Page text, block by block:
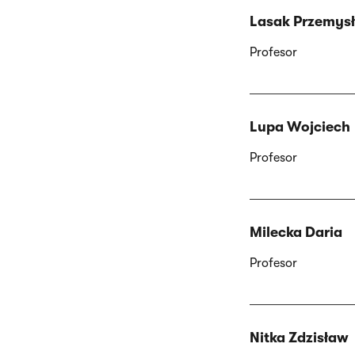
Lasak
Profesor
Lupa Wojciech
Profesor
Milecka Daria
Profesor
Nitka Zdzisław